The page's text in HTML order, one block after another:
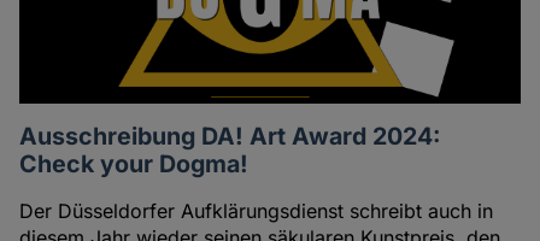
Ausschreibung DA! Art Award 2024:
Check your Dogma!
Der Düsseldorfer Aufklärungsdienst schreibt auch in